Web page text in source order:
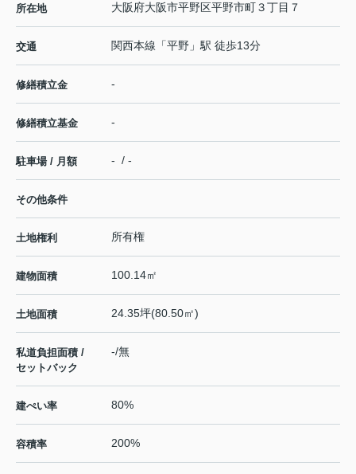
所在地 大阪府大阪市平野区平野市町３丁目７
交通 関西本線 「平野 」駅 徒歩13分
修繕積立金 -
修繕積立基金 -
駐車場 / 月額 - / -
その他条件
土地権利 所有権
建物面積 100.14㎡
土地面積 24.35坪(80.50㎡)
私道負担面積 /
セットバック
-/無
建ぺい率 80%
容積率 200%